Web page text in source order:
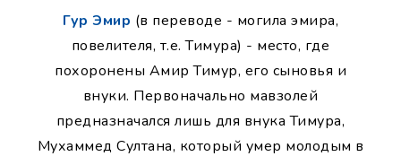
Гур Эмир (в переводе - могила эмира,
повелителя, т.е. Тимура) - место, где
похоронены Амир Тимур, его сыновья и
внуки. Первоначально мавзолей
предназначался лишь для внука Тимура,
Мухаммед Султана, который умер молодым в